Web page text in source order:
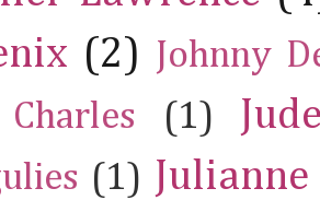
(2) Johnny
(1)
(1)